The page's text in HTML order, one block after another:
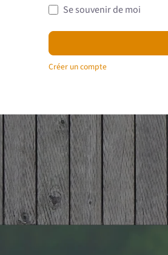
Se souvenir de moi
Créer un compte